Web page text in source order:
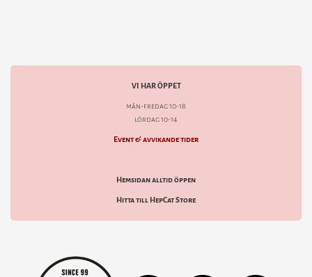
VI HAR ÖPPET
mån-fredag 10-18
lördag 10-14
Event & avvikande tider
Hemsidan alltid öppen
Hitta till HepCat Store